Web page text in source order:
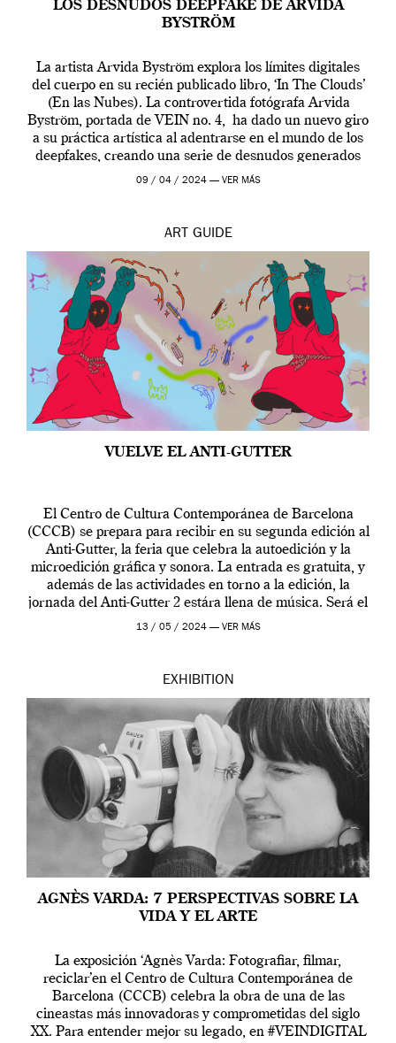
LOS DESNUDOS DEEPFAKE DE ARVIDA
BYSTRÖM
La artista Arvida Byström explora los límites digitales
del cuerpo en su recién publicado libro, ‘In The Clouds’
(En las Nubes). La controvertida fotógrafa Arvida
Byström, portada de VEIN no. 4, ha dado un nuevo giro
a su práctica artística al adentrarse en el mundo de los
deepfakes, creando una serie de desnudos generados
por […]
09 / 04 / 2024 — VER MÁS
ART GUIDE
VUELVE EL ANTI-GUTTER
El Centro de Cultura Contemporánea de Barcelona
(CCCB) se prepara para recibir en su segunda edición al
Anti-Gutter, la feria que celebra la autoedición y la
microedición gráfica y sonora. La entrada es gratuita, y
además de las actividades en torno a la edición, la
jornada del Anti-Gutter 2 estára llena de música. Será el
[…]
13 / 05 / 2024 — VER MÁS
EXHIBITION
AGNÈS VARDA: 7 PERSPECTIVAS SOBRE LA
VIDA Y EL ARTE
La exposición ‘Agnès Varda: Fotografiar, filmar,
reciclar’en el Centro de Cultura Contemporánea de
Barcelona (CCCB) celebra la obra de una de las
cineastas más innovadoras y comprometidas del siglo
XX. Para entender mejor su legado, en #VEINDIGITAL